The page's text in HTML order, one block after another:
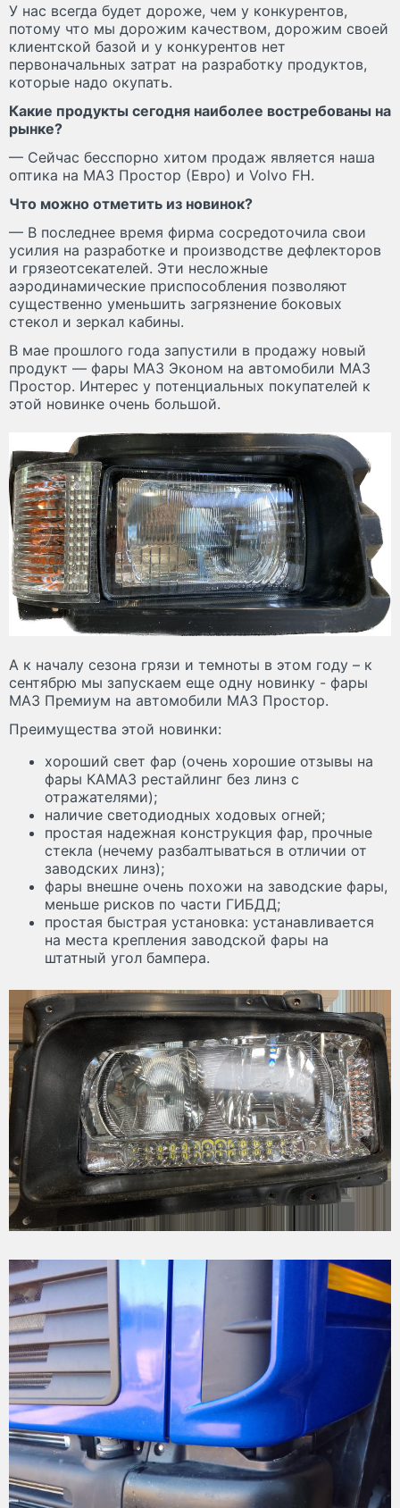
У нас всегда будет дороже, чем у конкурентов,
потому что мы дорожим качеством, дорожим своей
клиентской базой и у конкурентов нет
первоначальных затрат на разработку продуктов,
которые надо окупать.
Какие продукты сегодня наиболее востребованы на
рынке?
— Сейчас бесспорно хитом продаж является наша
оптика на МАЗ Простор (Евро) и Volvo FH.
Что можно отметить из новинок?
— В последнее время фирма сосредоточила свои
усилия на разработке и производстве дефлекторов
и грязеотсекателей. Эти несложные
аэродинамические приспособления позволяют
существенно уменьшить загрязнение боковых
стекол и зеркал кабины.
В мае прошлого года запустили в продажу новый
продукт — фары МАЗ Эконом на автомобили МАЗ
Простор. Интерес у потенциальных покупателей к
этой новинке очень большой.
А к началу сезона грязи и темноты в этом году – к
сентябрю мы запускаем еще одну новинку - фары
МАЗ Премиум на автомобили МАЗ Простор.
Преимущества этой новинки:
хороший свет фар (очень хорошие отзывы на
фары КАМАЗ рестайлинг без линз с
отражателями);
наличие светодиодных ходовых огней;
простая надежная конструкция фар, прочные
стекла (нечему разбалтываться в отличии от
заводских линз);
фары внешне очень похожи на заводские фары,
меньше рисков по части ГИБДД;
простая быстрая установка: устанавливается
на места крепления заводской фары на
штатный угол бампера.